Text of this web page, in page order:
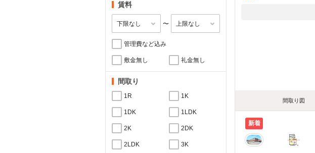
賃料
〜
管理費など込み
敷金無し 礼金無し
間取り
1R 1K
1DK 1LDK
2K 2DK
2LDK 3K
間取り図
新着